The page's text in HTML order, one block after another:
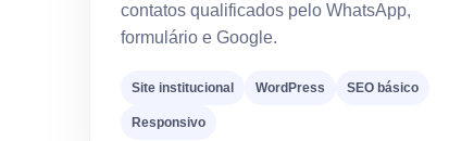
contatos qualificados pelo WhatsApp,
formulário e Google.
Site institucional WordPress SEO básico
Responsivo